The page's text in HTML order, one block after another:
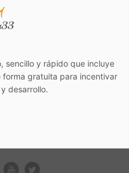
sencillo y rápido que incluye
forma gratuita para incentivar
desarrollo.